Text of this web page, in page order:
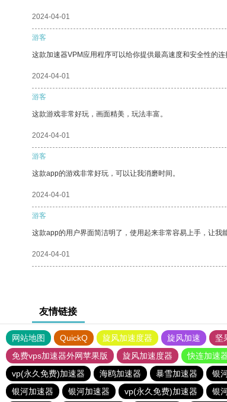
2024-04-01
游客
这款加速器VPM应用程序可以给你提供最高速度和安全性的连
2024-04-01
游客
这款游戏非常好玩，画面精美，玩法丰富。
2024-04-01
游客
这款app的游戏非常好玩，可以让我消磨时间。
2024-04-01
游客
这款app的用户界面简洁明了，使用起来非常容易上手，让我
2024-04-01
友情链接
网站地图 QuickQ 旋风加速度器 旋风加速 坚
免费vps加速器外网苹果版
旋风加速度器 快连加速
vp(永久免费)加速器
海鸥加速器 暴雪加速器 银
银河加速器
银河加速器 vp(永久免费)加速器 银